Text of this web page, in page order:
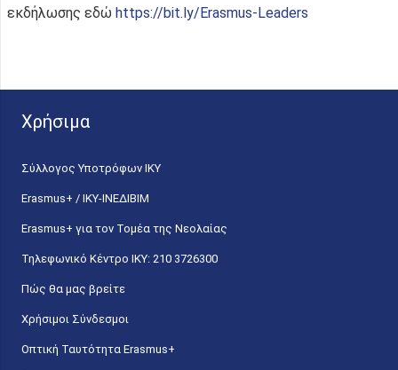
εκδήλωσης εδώ https://bit.ly/Erasmus-Leaders
Χρήσιμα
Σύλλογος Υποτρόφων ΙΚΥ
Erasmus+ / ΙΚΥ-ΙΝΕΔΙΒΙΜ
Erasmus+ για τον Τομέα της Νεολαίας
Τηλεφωνικό Κέντρο IKY: 210 3726300
Πώς θα μας βρείτε
Χρήσιμοι Σύνδεσμοι
Οπτική Ταυτότητα Erasmus+